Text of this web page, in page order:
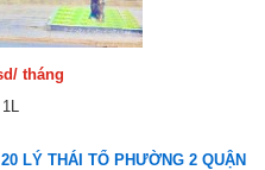
tháng
LÝ THÁI TỔ PHƯỜNG 2 QUẬN